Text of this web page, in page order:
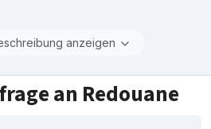
anzeigen
an Redouane